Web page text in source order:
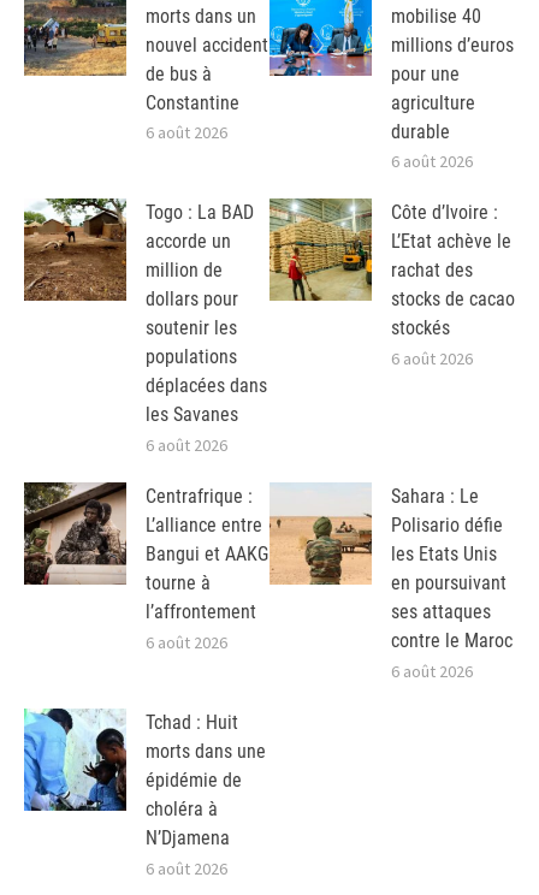
morts dans un
nouvel accident
de bus à
Constantine
6 août 2026
mobilise 40
millions d’euros
pour une
agriculture
durable
6 août 2026
Togo : La BAD
accorde un
million de
dollars pour
soutenir les
populations
déplacées dans
les Savanes
6 août 2026
Côte d’Ivoire :
L’Etat achève le
rachat des
stocks de cacao
stockés
6 août 2026
Centrafrique :
L’alliance entre
Bangui et AAKG
tourne à
l’affrontement
6 août 2026
Sahara : Le
Polisario défie
les Etats Unis
en poursuivant
ses attaques
contre le Maroc
6 août 2026
Tchad : Huit
morts dans une
épidémie de
choléra à
N’Djamena
6 août 2026